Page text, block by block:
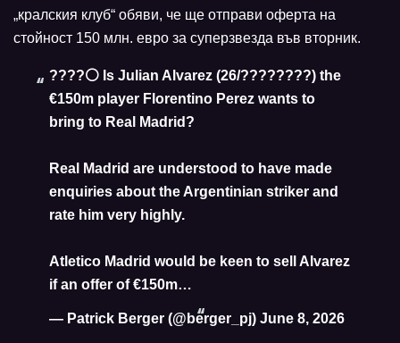
„кралския клуб“ обяви, че ще отправи оферта на
стойност 150 млн. евро за суперзвезда във вторник.
????⚪️ Is Julian Alvarez (26/????????) the
€150m player Florentino Perez wants to
bring to Real Madrid?
Real Madrid are understood to have made
enquiries about the Argentinian striker and
rate him very highly.
Atletico Madrid would be keen to sell Alvarez
if an offer of €150m…
— Patrick Berger (@berger_pj) June 8, 2026